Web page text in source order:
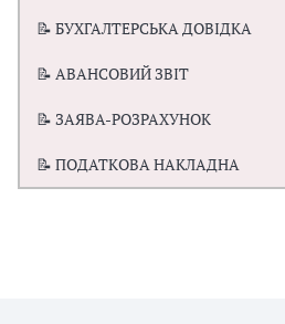
📝 БУХГАЛТЕРСЬКА ДОВІДКА
📝 АВАНСОВИЙ ЗВІТ
📝 ЗАЯВА-РОЗРАХУНОК
📝 ПОДАТКОВА НАКЛАДНА